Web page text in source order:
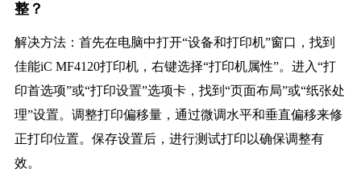
整？
解决方法：首先在电脑中打开“设备和打印机”窗口，找到
佳能iC MF4120打印机，右键选择“打印机属性”。进入“打
印首选项”或“打印设置”选项卡，找到“页面布局”或“纸张处
理”设置。调整打印偏移量，通过微调水平和垂直偏移来修
正打印位置。保存设置后，进行测试打印以确保调整有
效。